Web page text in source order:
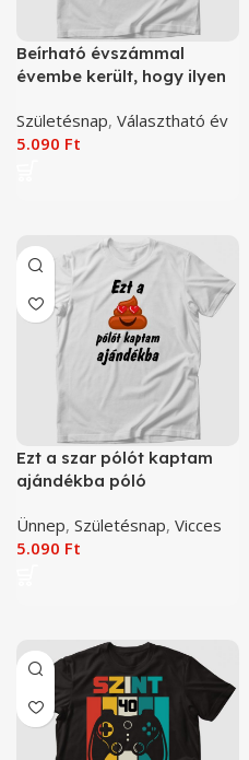
Beírható évszámmal
évembe került, hogy ilyen
Születésnap, Választható év
5.090 Ft
Ezt a szar pólót kaptam
ajándékba póló
Ünnep, Születésnap, Vicces
5.090 Ft